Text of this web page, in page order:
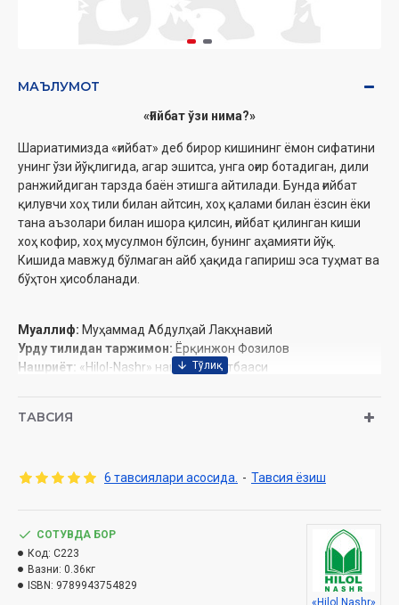
МАЪЛУМОТ
«Ғийбат ўзи нима?»
Шариатимизда «ғийбат» деб бирор кишининг ёмон сифатини
унинг ўзи йўқлигида, агар эшитса, унга оғир ботадиган, дили
ранжийдиган тарзда баён этишга айтилади. Бунда ғийбат
қилувчи хоҳ тили билан айтсин, хоҳ қалами билан ёзсин ёки
тана аъзолари билан ишора қилсин, ғийбат қилинган киши
хоҳ кофир, хоҳ мусулмон бўлсин, бунинг аҳамияти йўқ.
Кишида мавжуд бўлмаган айб ҳақида гапириш эса туҳмат ва
бўҳтон ҳисобланади.
Муаллиф: Муҳаммад Абдулҳай Лакҳнавий
Урду тилидан таржимон: Ёрқинжон Фозилов
Нашриёт: «Hilol-Nashr» нашриёт-матбааси
Хажми:264 бет
ҳузуридаги Дин ишлари бўйича қўмитанинг 2022 йилдаги
03-07/9042-сонли хулосаси асосида нашрга тайёрланди.
ТАВСИЯ
6 тавсиялари асосида. - Тавсия ёзиш
СОТУВДА БОР
Код: C223
Вазни: 0.36кг
ISBN: 9789943754829